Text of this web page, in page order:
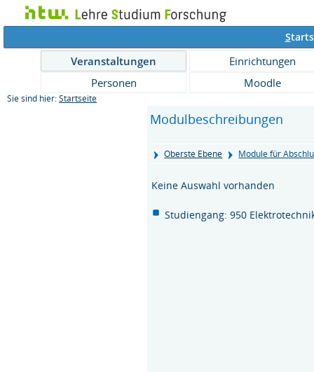
S
Veranstaltungen
Einrichtungen
Personen
Moodle
Sie sind hier: Startseite
Modulbeschreibungen
Oberste Ebene Module für
Keine Auswahl vorhanden
Studiengang: 950